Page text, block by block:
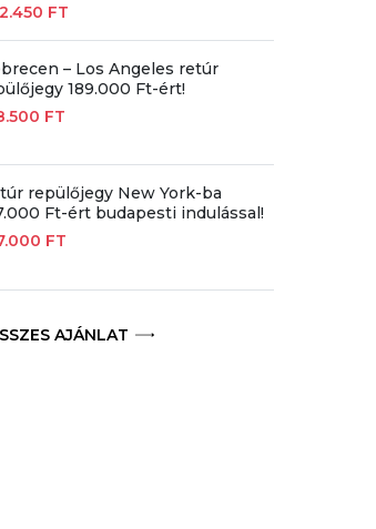
FT
– Los Angeles retúr
189.000 Ft-ért!
FT
repülőjegy New York-ba
Ft-ért budapesti indulással!
FT
AJÁNLAT